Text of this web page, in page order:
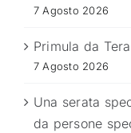
7 Agosto 2026
Primula da
7 Agosto 2026
Una serata
da persone